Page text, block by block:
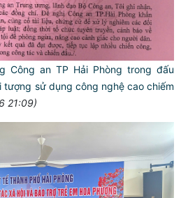
Công an TP Hải Phòng trong đấu
tượng sử dụng công nghệ cao chiếm
21:09)